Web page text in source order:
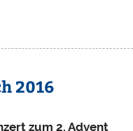
2016
zum 2. Advent